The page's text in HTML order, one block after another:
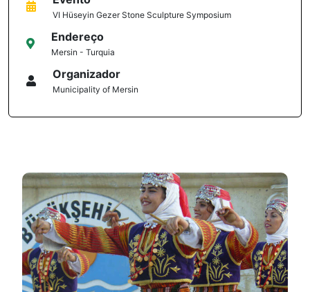
VI Hüseyin Gezer Stone Sculpture Symposium
Endereço
Mersin - Turquia
Organizador
Municipality of Mersin